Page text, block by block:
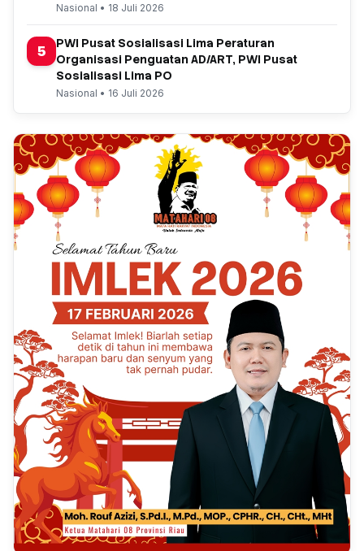
Nasional • 18 Juli 2026
5
PWI Pusat Sosialisasi Lima Peraturan
Organisasi Penguatan AD/ART, PWI Pusat
Sosialisasi Lima PO
Nasional • 16 Juli 2026